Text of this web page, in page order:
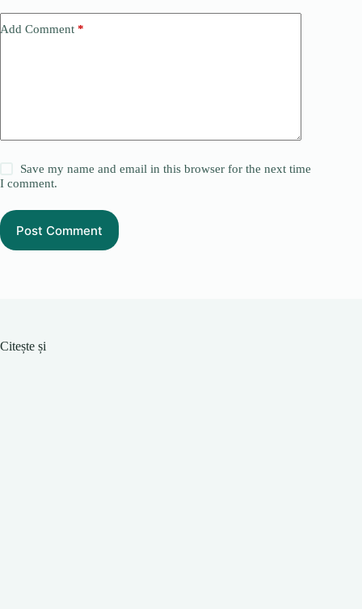
Add Comment *
Save my name and email in this browser for the next time
I comment.
Post Comment
Citește și